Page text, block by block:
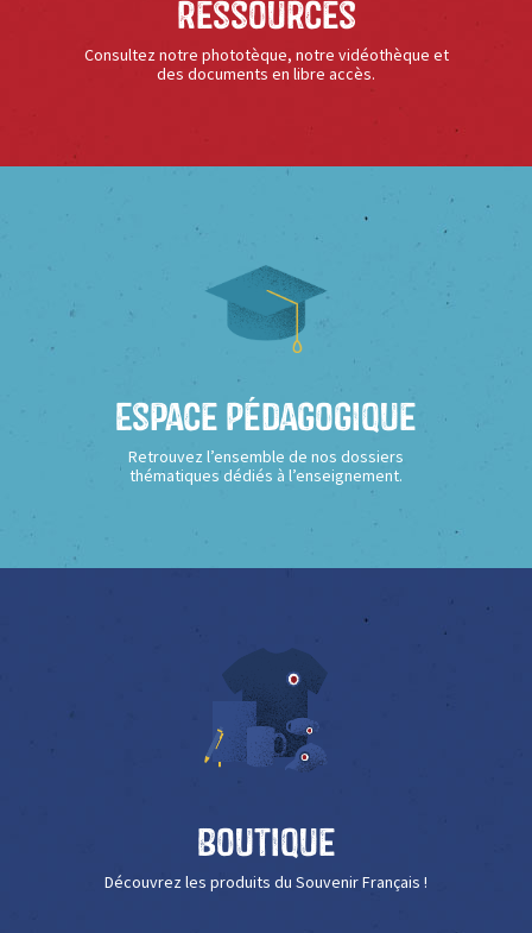
Ressources
Consultez notre phototèque, notre vidéothèque et
des documents en libre accès.
Espace Pédagogique
Retrouvez l’ensemble de nos dossiers
thématiques dédiés à l’enseignement.
Boutique
Découvrez les produits du Souvenir Français !